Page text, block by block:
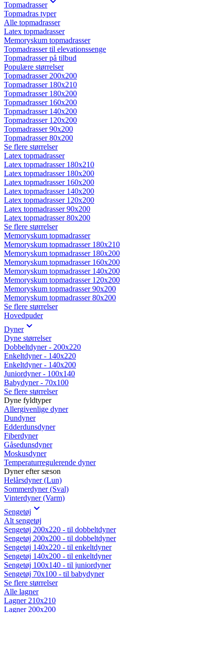
Topmadrasser
Topmadras typer
Alle topmadrasser
Latex topmadrasser
Memoryskum topmadrasser
Topmadrasser til elevationssenge
Topmadrasser på tilbud
Populære størrelser
Topmadrasser 200x200
Topmadrasser 180x210
Topmadrasser 180x200
Topmadrasser 160x200
Topmadrasser 140x200
Topmadrasser 120x200
Topmadrasser 90x200
Topmadrasser 80x200
Se flere størrelser
Latex topmadrasser
Latex topmadrasser 180x210
Latex topmadrasser 180x200
Latex topmadrasser 160x200
Latex topmadrasser 140x200
Latex topmadrasser 120x200
Latex topmadrasser 90x200
Latex topmadrasser 80x200
Se flere størrelser
Memoryskum topmadrasser
Memoryskum topmadrasser 180x210
Memoryskum topmadrasser 180x200
Memoryskum topmadrasser 160x200
Memoryskum topmadrasser 140x200
Memoryskum topmadrasser 120x200
Memoryskum topmadrasser 90x200
Memoryskum topmadrasser 80x200
Se flere størrelser
Hovedpuder
Dyner
Dyne størrelser
Dobbeltdyner - 200x220
Enkeltdyner - 140x220
Enkeltdyner - 140x200
Juniordyner - 100x140
Babydyner - 70x100
Se flere størrelser
Dyne fyldtyper
Allergivenlige dyner
Dundyner
Edderdunsdyner
Fiberdyner
Gåsedunsdyner
Moskusdyner
Temperaturregulerende dyner
Dyner efter sæson
Helårsdyner (Lun)
Sommerdyner (Sval)
Vinterdyner (Varm)
Sengetøj
Alt sengetøj
Sengetøj 200x220 - til dobbeltdyner
Sengetøj 200x200 - til dobbeltdyner
Sengetøj 140x220 - til enkeltdyner
Sengetøj 140x200 - til enkeltdyner
Sengetøj 100x140 - til juniordyner
Sengetøj 70x100 - til babydyner
Se flere størrelser
Alle lagner
Lagner 210x210
Lagner 200x200